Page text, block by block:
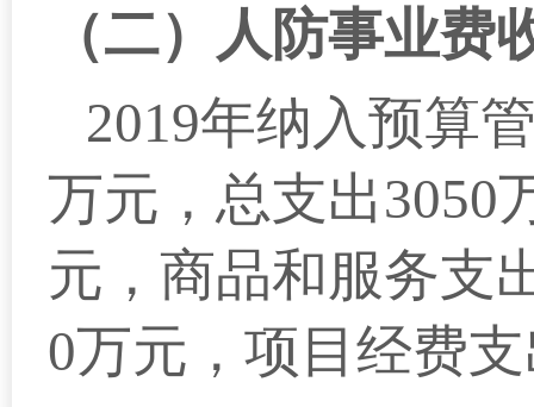
（二）人防事业费
2019年纳入预算
万元，总支出3050
元，商品和服务支
0万元，项目经费